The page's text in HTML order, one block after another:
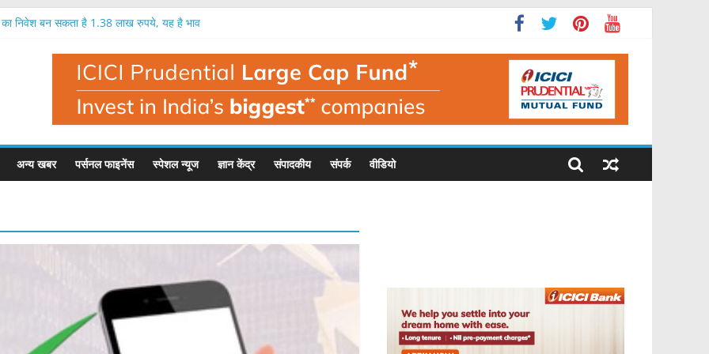
निवेश बन सकता है 1.38 लाख रुपये, यह है भाव
लाख रुपये का निवेश बन सकता है 1.35 लाख रुपये
मालामाल, एक लाख का निवेश बना 1.56 लाख
बड़ी गिरावट, इस फंड मैनेजर ने दी चेतावनी
अन्य खबर पर्सनल फाइनेंस स्पेशल न्यूज ज्ञान केंद्र संपादकीय संपर्क वीडियो